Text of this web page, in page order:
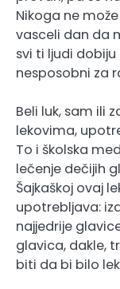
Nikoga ne
vasceli dan da
svi ti ljudi
nesposobni za
Beli luk, sam ili
lekovima,
To i školska
lečenje dečijih
Šajkaškoj ovaj
upotrebljava:
najjedrije
glavica, dakle,
biti da bi bilo